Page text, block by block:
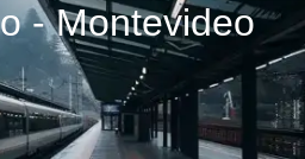
- Montevideo